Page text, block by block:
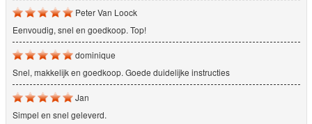
Peter Van Loock
Eenvoudig, snel en goedkoop. Top!
dominique
Snel, makkelijk en goedkoop. Goede duidelijke instructies
Jan
Simpel en snel geleverd.